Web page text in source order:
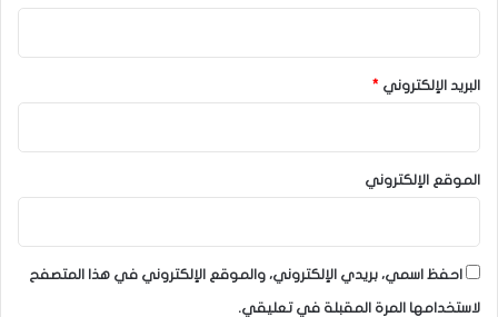
البريد الإلكتروني *
الموقع الإلكتروني
احفظ اسمي، بريدي الإلكتروني، والموقع الإلكتروني في هذا المتصفح
لاستخدامها المرة المقبلة في تعليقي.